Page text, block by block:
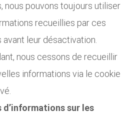
nous pouvons toujours utiliser
recueillies par ces
avant leur désactivation.
nous cessons de recueillir
informations via le cookie
d’informations sur les